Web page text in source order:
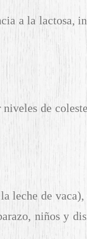
a la lactosa,
de
leche de
niños y